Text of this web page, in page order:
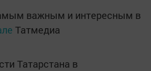
важным и интересным в
Татмедиа
Татарстана в